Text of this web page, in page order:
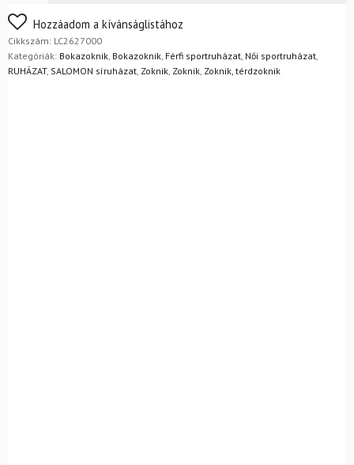
FoxPost
Nem biztos a választásában? Semmi gond – a terméket
egyszerűen visszaküldheti 14 napon belül, indoklás nélkül.
Mik a visszaküldés feltételei?
Hozzáadom a kívánságlistához
Cikkszám: LC2627000
Kategóriák: Bokazoknik Bokazoknik Férfi sportruházat Női sportruházat
RUHÁZAT, SALOMON síruházat Zoknik Zoknik Zoknik, térdzoknik